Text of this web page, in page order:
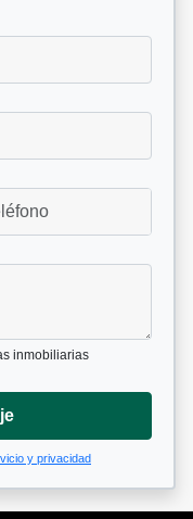
inmobiliarias
y privacidad